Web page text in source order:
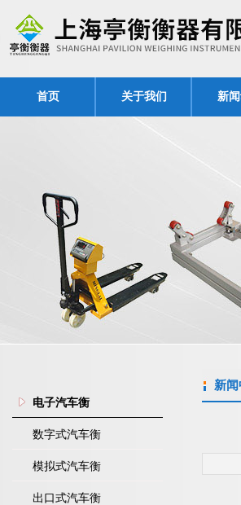
首页 关于我们 新
电子汽车衡
数字式汽车衡
模拟式汽车衡
出口式汽车衡
新